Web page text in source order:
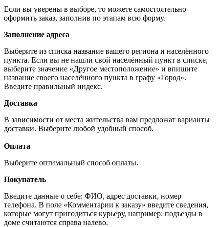
Если вы уверены в выборе, то можете самостоятельно
оформить заказ, заполнив по этапам всю форму.
Заполнение адреса
Выберите из списка название вашего региона и населённого
пункта. Если вы не нашли свой населённый пункт в списке,
выберите значение «Другое местоположение» и впишите
название своего населённого пункта в графу «Город».
Введите правильный индекс.
Доставка
В зависимости от места жительства вам предложат варианты
доставки. Выберите любой удобный способ.
Оплата
Выберите оптимальный способ оплаты.
Покупатель
Введите данные о себе: ФИО, адрес доставки, номер
телефона. В поле «Комментарии к заказу» введите сведения,
которые могут пригодиться курьеру, например: подъезды в
доме считаются справа налево.